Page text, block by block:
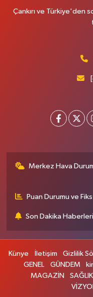
Çankırı ve Türkiye'den
Merkez Hava
Puan Durumu ve
Son Dakika Haberleri
Künye İletişim Gizlilik
GENEL
GÜNDEM
MAGAZİN
SAĞLIK